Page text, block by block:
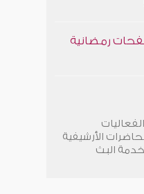
رمضانية
الأرشيفية
البث